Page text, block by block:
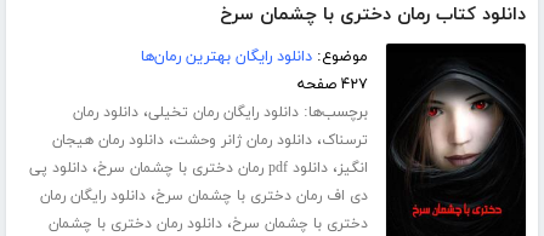
دانلود کتاب رمان دختری با چشمان سرخ
موضوع:دانلود رایگان بهترین رمان‌ها
۴۲۷ صفحه
برچسب‌ها:دانلود رایگان رمان تخیلی،دانلود رمان
ترسناک،دانلود رمان ژانر وحشت،دانلود رمان هیجان
انگیز،دانلود pdf رمان دختری با چشمان سرخ ،دانلود پی
دی اف رمان دختری با چشمان سرخ،دانلود رایگان رمان
دختری با چشمان سرخ،دانلود رمان دختری با چشمان